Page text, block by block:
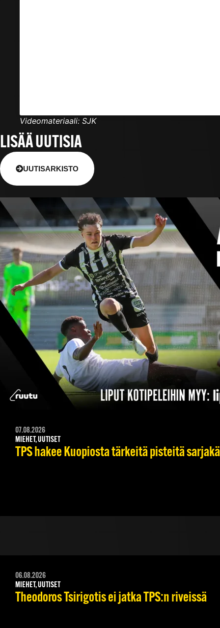
Videomateriaali: SJK
LISÄÄ UUTISIA
UUTISARKISTO
07.08.2026
MIEHET, UUTISET
TPS hakee Kuopiosta tärkeitä pisteitä
06.08.2026
MIEHET, UUTISET
Theodoros Tsirigotis ei jatka TPS:n riveissä